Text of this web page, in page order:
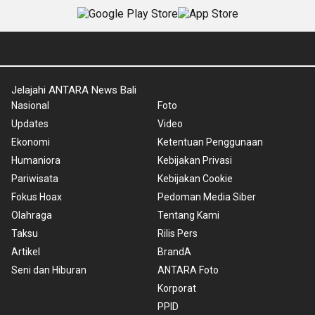
Jelajahi ANTARA News Bali
Nasional
Updates
Ekonomi
Humaniora
Pariwisata
Fokus Hoax
Olahraga
Taksu
Artikel
Seni dan Hiburan
Foto
Video
Ketentuan Penggunaan
Kebijakan Privasi
Kebijakan Cookie
Pedoman Media Siber
Tentang Kami
Rilis Pers
BrandA
ANTARA Foto
Korporat
PPID